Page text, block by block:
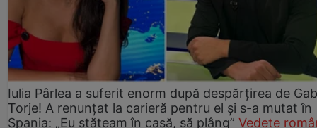
Iulia Pârlea a suferit enorm după despărțirea de
Torje! A renunțat la carieră pentru el și s-a mutat în
Spania: „Eu stăteam în casă, să plâng” Vedete